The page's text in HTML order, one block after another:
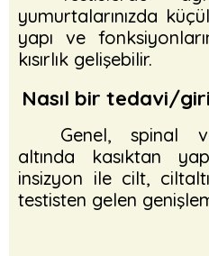
yumurtalarınızda
yapı ve
kısırlık gelişebilir.
Nasıl bir tedavi/
Genel, spinal
altında kasıktan
insizyon ile cilt,
testisten gelen